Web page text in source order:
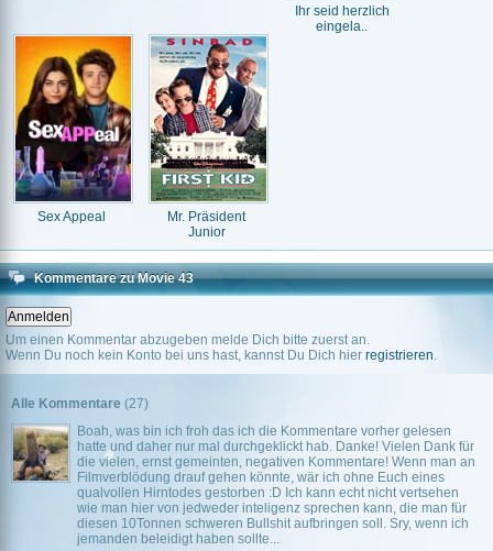
Ihr seid herzlich
eingela..
Sex Appeal
Mr. Präsident
Junior
Kommentare zu Movie 43
Um einen Kommentar abzugeben melde Dich bitte zuerst an.
Wenn Du noch kein Konto bei uns hast, kannst Du Dich hier registrieren.
Alle Kommentare (27)
Boah, was bin ich froh das ich die Kommentare vorher gelesen
hatte und daher nur mal durchgeklickt hab. Danke! Vielen Dank für
die vielen, ernst gemeinten, negativen Kommentare! Wenn man an
Filmverblödung drauf gehen könnte, wär ich ohne Euch eines
qualvollen Hirntodes gestorben :D Ich kann echt nicht vertsehen
wie man hier von jedweder inteligenz sprechen kann, die man für
diesen 10Tonnen schweren Bullshit aufbringen soll. Sry, wenn ich
jemanden beleidigt haben sollte...